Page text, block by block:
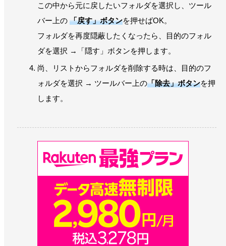
この中から元に戻したいフォルダを選択し、ツール
バー上の 「戻す」ボタンを押せばOK。
フォルダを再度隠蔽したくなったら、目的のフォル
ダを選択 →「隠す」ボタンを押します。
尚、リストからフォルダを削除する時は、目的のフ
ォルダを選択 → ツールバー上の「除去」ボタンを押
します。